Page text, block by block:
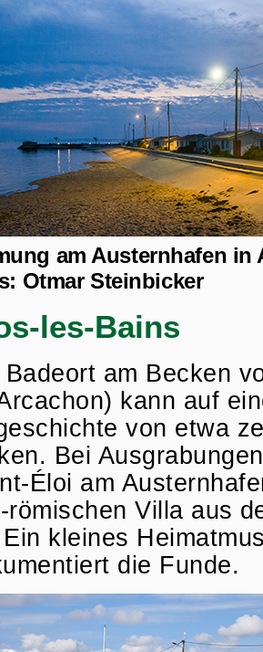
am Austernhafen in
Otmar Steinbicker
les-Bains
am Becken
kann auf
von etwa
Bei
Éloi am
römischen Villa aus
kleines
die Funde.